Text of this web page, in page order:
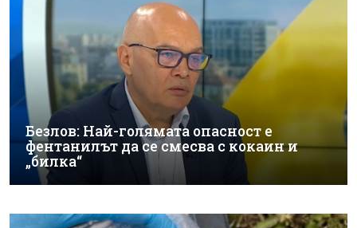
Безлов: Най-голямата опасност е
фентанилът да се смесва с кокаин и
„билка“